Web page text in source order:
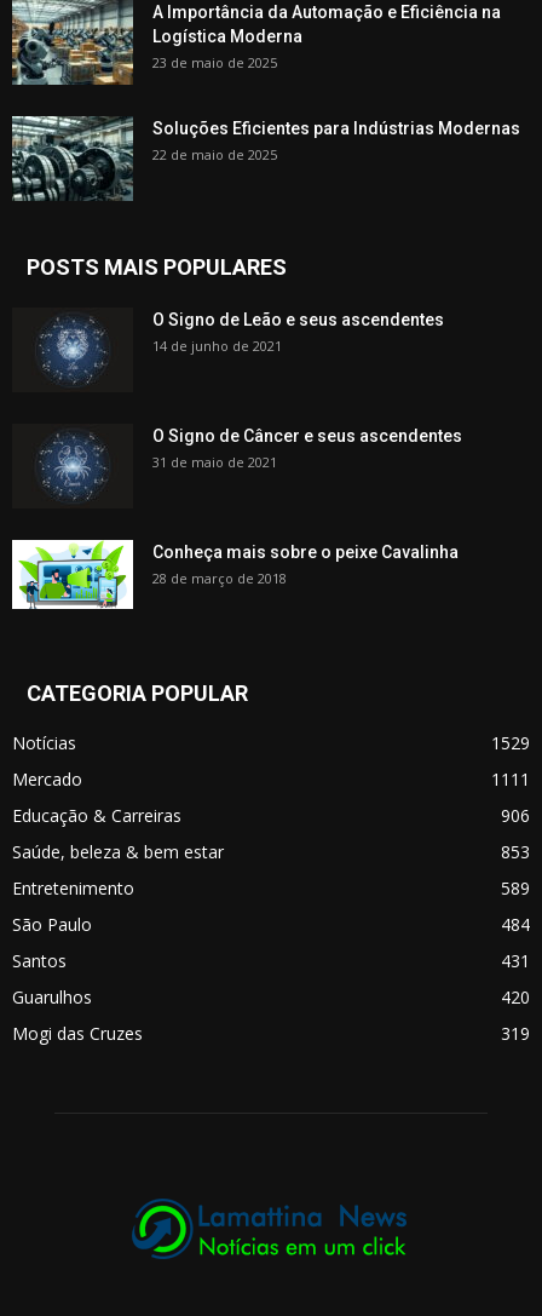
A Importância da Automação e Eficiência na
Logística Moderna
23 de maio de 2025
Soluções Eficientes para Indústrias Modernas
22 de maio de 2025
POSTS MAIS POPULARES
O Signo de Leão e seus ascendentes
14 de junho de 2021
O Signo de Câncer e seus ascendentes
31 de maio de 2021
Conheça mais sobre o peixe Cavalinha
28 de março de 2018
CATEGORIA POPULAR
Notícias
1529
Mercado
1111
Educação & Carreiras
906
Saúde, beleza & bem estar
853
Entretenimento
589
São Paulo
484
Santos
431
Guarulhos
420
Mogi das Cruzes
319